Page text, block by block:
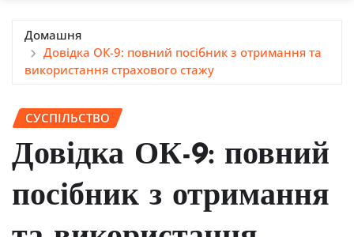
Домашня
Довідка ОК-9: повний посібник з отримання та
використання страхового стажу
СУСПІЛЬСТВО
Довідка ОК-9: повний
посібник з отримання